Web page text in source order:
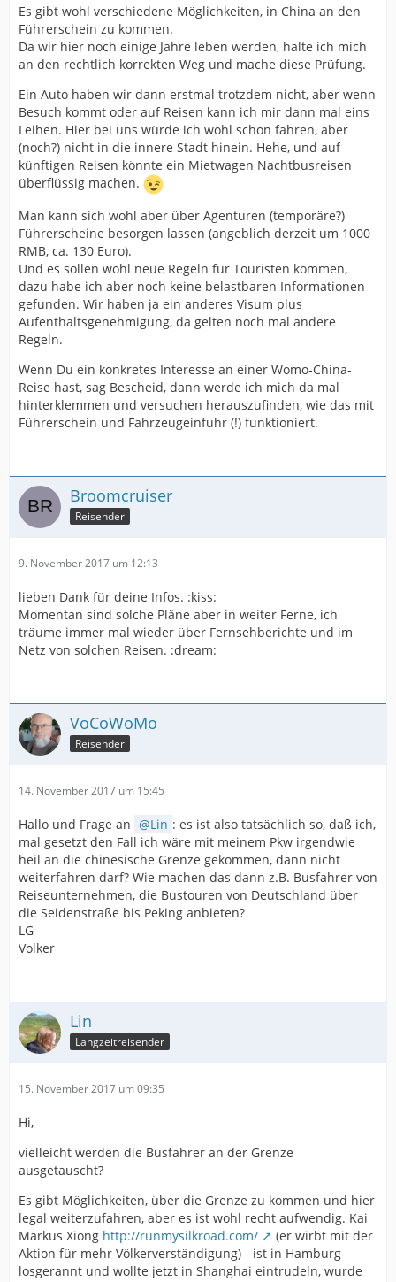
Es gibt wohl verschiedene Möglichkeiten, in China an den
Führerschein zu kommen.
Da wir hier noch einige Jahre leben werden, halte ich mich
an den rechtlich korrekten Weg und mache diese Prüfung.
Ein Auto haben wir dann erstmal trotzdem nicht, aber wenn
Besuch kommt oder auf Reisen kann ich mir dann mal eins
Leihen. Hier bei uns würde ich wohl schon fahren, aber
(noch?) nicht in die innere Stadt hinein. Hehe, und auf
künftigen Reisen könnte ein Mietwagen Nachtbusreisen
überflüssig machen.
Man kann sich wohl aber über Agenturen (temporäre?)
Führerscheine besorgen lassen (angeblich derzeit um 1000
RMB, ca. 130 Euro).
Und es sollen wohl neue Regeln für Touristen kommen,
dazu habe ich aber noch keine belastbaren Informationen
gefunden. Wir haben ja ein anderes Visum plus
Aufenthaltsgenehmigung, da gelten noch mal andere
Regeln.
Wenn Du ein konkretes Interesse an einer Womo-China-
Reise hast, sag Bescheid, dann werde ich mich da mal
hinterklemmen und versuchen herauszufinden, wie das mit
Führerschein und Fahrzeugeinfuhr (!) funktioniert.
Broomcruiser
Reisender
9. November 2017 um 12:13
lieben Dank für deine Infos. :kiss:
Momentan sind solche Pläne aber in weiter Ferne, ich
träume immer mal wieder über Fernsehberichte und im
Netz von solchen Reisen. :dream:
VoCoWoMo
Reisender
14. November 2017 um 15:45
Hallo und Frage an Lin : es ist also tatsächlich so, daß ich,
mal gesetzt den Fall ich wäre mit meinem Pkw irgendwie
heil an die chinesische Grenze gekommen, dann nicht
weiterfahren darf? Wie machen das dann z.B. Busfahrer von
Reiseunternehmen, die Bustouren von Deutschland über
die Seidenstraße bis Peking anbieten?
LG
Volker
Lin
Langzeitreisender
15. November 2017 um 09:35
Hi,
vielleicht werden die Busfahrer an der Grenze
ausgetauscht?
Es gibt Möglichkeiten, über die Grenze zu kommen und hier
legal weiterzufahren, aber es ist wohl recht aufwendig. Kai
Markus Xiong http://runmysilkroad.com/
(er wirbt mit der
Aktion für mehr Völkerverständigung) - ist in Hamburg
losgerannt und wollte jetzt in Shanghai eintrudeln, wurde